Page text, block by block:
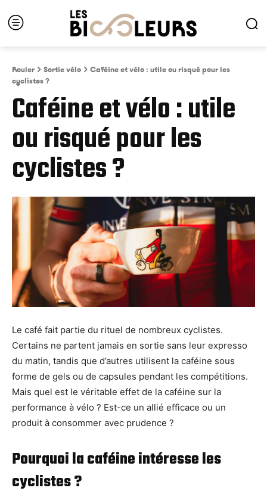
Rouler Sortie vélo
Caféine et vélo : utile ou risqué pour les
cyclistes ?
Caféine et vélo : utile
ou risqué pour les
cyclistes ?
Le café fait partie du rituel de nombreux cyclistes.
Certains ne partent jamais en sortie sans leur expresso
du matin, tandis que d’autres utilisent la caféine sous
forme de gels ou de capsules pendant les compétitions.
Mais quel est le véritable effet de la caféine sur la
performance à vélo ? Est-ce un allié efficace ou un
produit à consommer avec prudence ?
Pourquoi la caféine intéresse les
cyclistes ?